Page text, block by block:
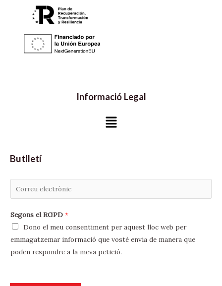
Informació Legal
Menú
Butlletí
o
r
e
e
Segons el RGPD *
Dono el meu consentiment per aquest lloc web per
emmagatzemar informació que vostè envia de manera que
poden respondre a la meva petició.